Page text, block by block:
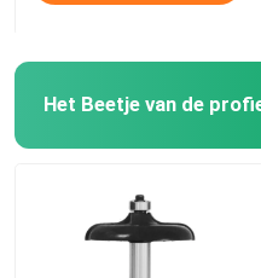
carbide getipte
Het Beetje van de